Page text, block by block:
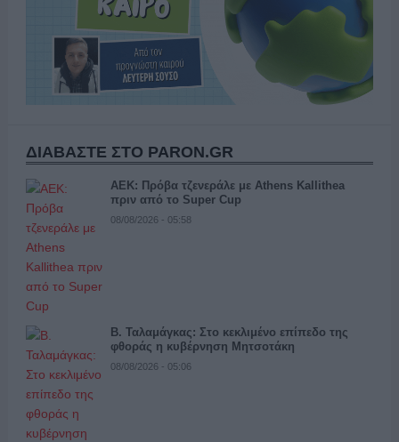
ΔΙΑΒΑΣΤΕ ΣΤΟ PARON.GR
ΑΕΚ: Πρόβα τζενεράλε με Athens Kallithea
πριν από το Super Cup
08/08/2026 - 05:58
Β. Ταλαμάγκας: Στο κεκλιμένο επίπεδο της
φθοράς η κυβέρνηση Μητσοτάκη
08/08/2026 - 05:06